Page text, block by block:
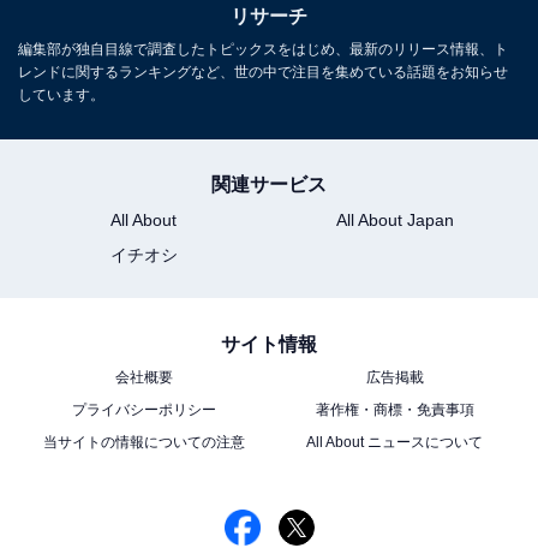
8位までの全ランキング結果を見
る
リサーチ
編集部が独自目線で調査したトピックスをはじめ、最新のリリース情報、ト
レンドに関するランキングなど、世の中で注目を集めている話題をお知らせ
しています。
関連サービス
All About
All About Japan
イチオシ
サイト情報
会社概要
広告掲載
プライバシーポリシー
著作権・商標・免責事項
当サイトの情報についての注意
All About ニュースについて